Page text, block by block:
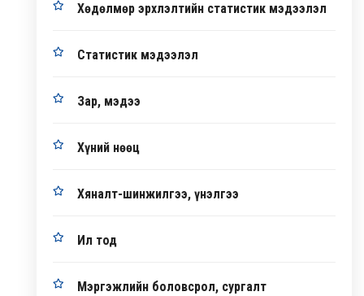
Хөдөлмөр эрхлэлтийн статистик мэдээлэл
Статистик мэдээлэл
Зар, мэдээ
Хүний нөөц
Хяналт-шинжилгээ, үнэлгээ
Ил тод
Мэргэжлийн боловсрол, сургалт